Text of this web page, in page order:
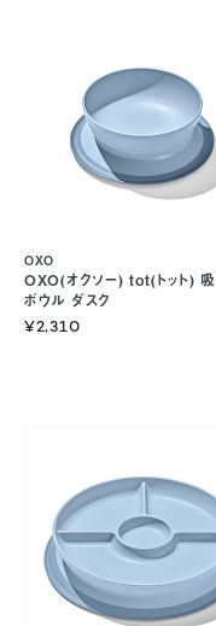
OXO(オクソー) tot(トット)
ボウル ダスク
OXO
¥2,310